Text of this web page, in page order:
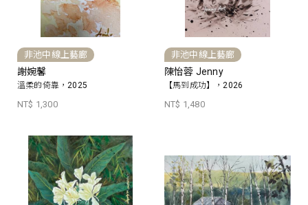
非池中線上藝廊
謝婉馨
溫柔的倚靠，2025
NT$ 1,300
非池中線上藝廊
陳怡蓉 Jenny
【馬到成功】，2026
NT$ 1,480